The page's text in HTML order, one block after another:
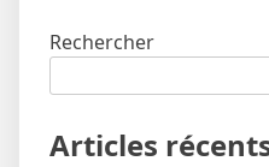
Rechercher
Articles